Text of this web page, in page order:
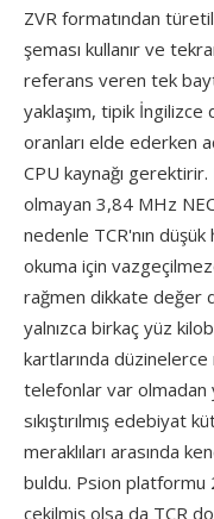
ZVR formatından
şeması kullanır ve
referans veren tek
yaklaşım, tipik İngilizce
oranları elde ederken
CPU kaynağı gerektirir.
olmayan 3,84 MHz
nedenle TCR'nın düşük
okuma için
rağmen dikkate değer
yalnızca birkaç yüz
kartlarında düzinelerce
telefonlar var olmadan
sıkıştırılmış edebiyat
meraklıları arasında
buldu. Psion platformu
çekilmiş olsa da TCR